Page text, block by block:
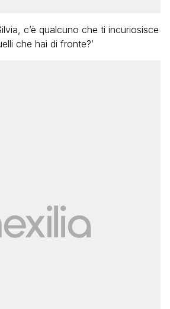
c’è qualcuno che ti incuriosisce
che hai di fronte?’